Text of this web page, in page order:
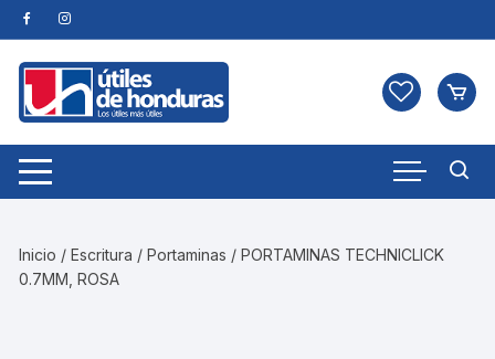
Skip
to
content
Inicio /Escritura /Portaminas / PORTAMINAS TECHNICLICK
0.7MM, ROSA